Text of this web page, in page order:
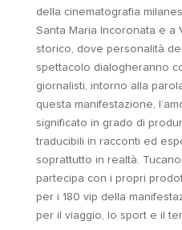
della cinematografia
Santa Maria Incoronata e a
storico, dove personalità
spettacolo dialogheranno
giornalisti, intorno alla
questa manifestazione,
significato in grado di
traducibili in racconti ed
soprattutto in realtà.
partecipa con i propri
per i 180 vip della
per il viaggio, lo sport e il